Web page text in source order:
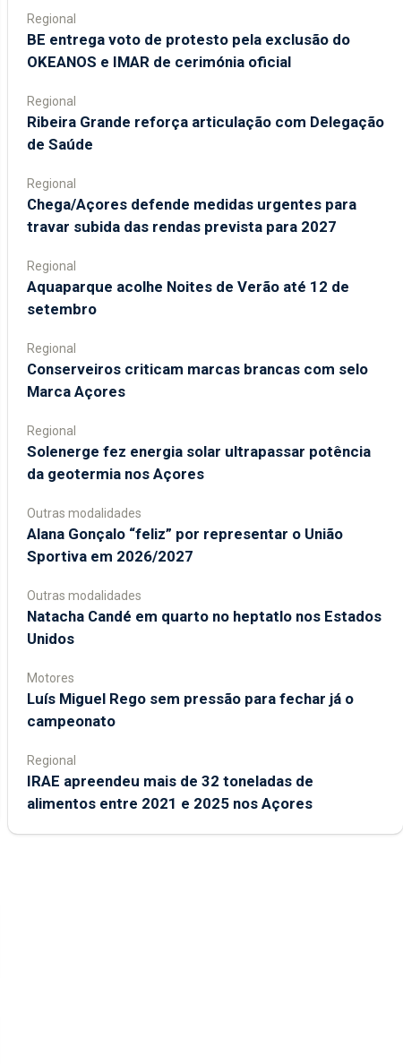
Regional
BE entrega voto de protesto pela exclusão do
OKEANOS e IMAR de cerimónia oficial
Regional
Ribeira Grande reforça articulação com Delegação
de Saúde
Regional
Chega/Açores defende medidas urgentes para
travar subida das rendas prevista para 2027
Regional
Aquaparque acolhe Noites de Verão até 12 de
setembro
Regional
Conserveiros criticam marcas brancas com selo
Marca Açores
Regional
Solenerge fez energia solar ultrapassar potência
da geotermia nos Açores
Outras modalidades
Alana Gonçalo “feliz” por representar o União
Sportiva em 2026/2027
Outras modalidades
Natacha Candé em quarto no heptatlo nos Estados
Unidos
Motores
Luís Miguel Rego sem pressão para fechar já o
campeonato
Regional
IRAE apreendeu mais de 32 toneladas de
alimentos entre 2021 e 2025 nos Açores